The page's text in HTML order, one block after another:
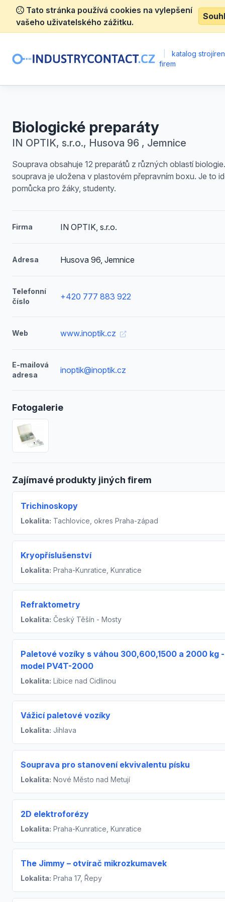
Tato stránka používá cookies na vylepšení
vašeho uživatelského zážitku.
katalog
firem
Biologické preparáty
IN OPTIK, s.r.o., Husova 96 , Jemnice
Souprava obsahuje 12 preparátů z různých oblastí
souprava je uložena v plastovém přepravním boxu. Je to
pomůcka pro žáky, studenty.
Firma IN OPTIK, s.r.o.
Adresa Husova 96, Jemnice
Telefonní
číslo
+420 777 883 922
Web www.inoptik.cz
E-mailová
adresa
inoptik@inoptik.cz
Fotogalerie
Zajímavé produkty jiných firem
Trichinoskopy
Lokalita: Tachlovice, okres Praha-západ
Kryopříslušenství
Lokalita: Praha-Kunratice, Kunratice
Refraktometry
Lokalita: Český Těšín - Mosty
Paletové vozíky s váhou 300,600,1500 a 2000 kg -
model PV4T-2000
Lokalita: Libice nad Cidlinou
Vážicí paletové vozíky
Lokalita: Jihlava
Souprava pro stanovení ekvivalentu písku
Lokalita: Nové Město nad Metují
2D elektroforézy
Lokalita: Praha-Kunratice, Kunratice
The Jimmy – otvírač mikrozkumavek
Lokalita: Praha 17, Řepy